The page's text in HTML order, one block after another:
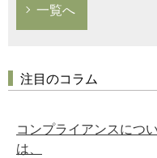
一覧へ
注目のコラム
コンプライアンスにつ
は、